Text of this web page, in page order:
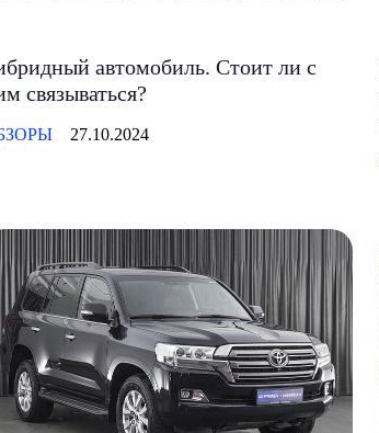
автомобиль. Стоит ли с
связываться?
27.10.2024